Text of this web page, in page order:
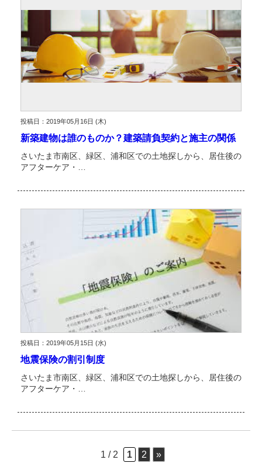
投稿日：2019年05月16日 (木)
新築建物は誰のものか？建築請負契約と施主の関係
さいたま市南区、緑区、浦和区での土地探しから、居住後の
アフターケア・…
投稿日：2019年05月15日 (水)
地震保険の割引制度
さいたま市南区、緑区、浦和区での土地探しから、居住後の
アフターケア・…
1 / 2 1 2 »